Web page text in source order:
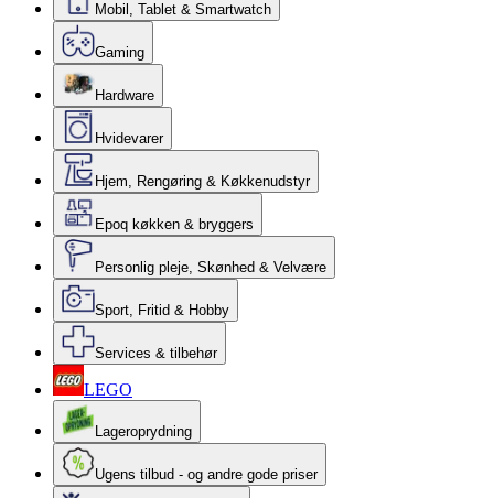
Mobil, Tablet & Smartwatch
Gaming
Hardware
Hvidevarer
Hjem, Rengøring & Køkkenudstyr
Epoq køkken & bryggers
Personlig pleje, Skønhed & Velvære
Sport, Fritid & Hobby
Services & tilbehør
LEGO
Lageroprydning
Ugens tilbud - og andre gode priser